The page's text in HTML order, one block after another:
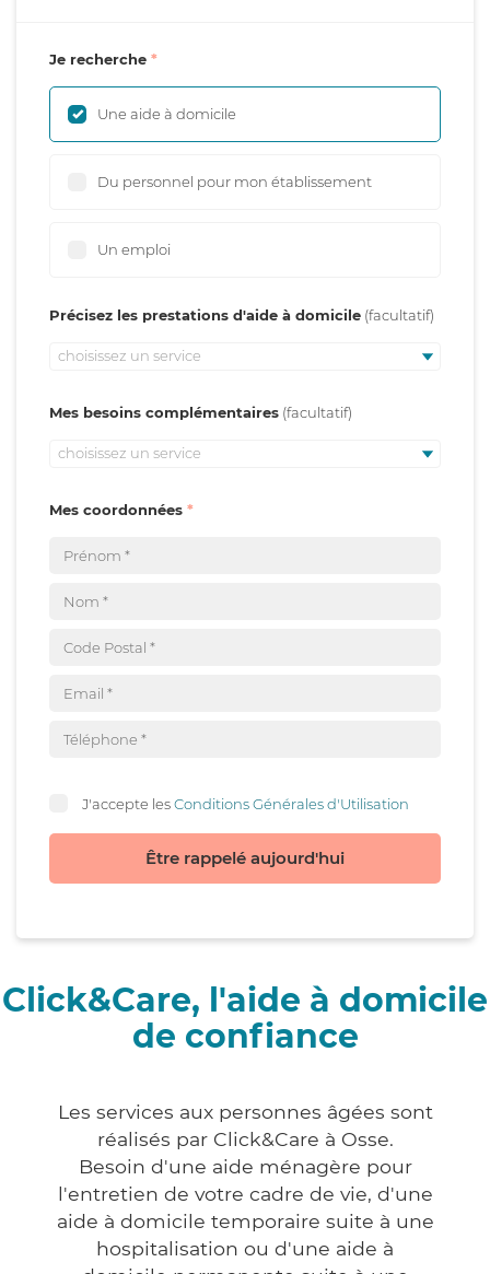
Je recherche
Une aide à domicile
Du personnel pour mon établissement
Un emploi
Précisez les prestations d'aide à domicile
choisissez un service
Mes besoins complémentaires
choisissez un service
Mes coordonnées
J'accepte lesConditions Générales d'Utilisation
Être rappelé aujourd'hui
Click&Care, l'aide à domicile
de confiance
Les services aux personnes âgées sont
réalisés par Click&Care à Osse.
Besoin d'une aide ménagère pour
l'entretien de votre cadre de vie, d'une
aide à domicile temporaire suite à une
hospitalisation ou d'une aide à